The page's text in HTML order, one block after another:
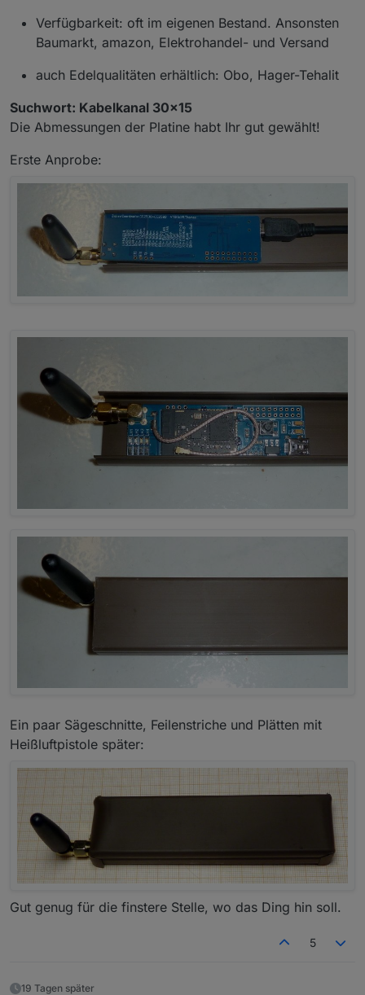
Verfügbarkeit: oft im eigenen Bestand. Ansonsten
Baumarkt, amazon, Elektrohandel- und Versand
auch Edelqualitäten erhältlich: Obo, Hager-Tehalit
Suchwort: Kabelkanal 30x15
Die Abmessungen der Platine habt Ihr gut gewählt!
Erste Anprobe:
Ein paar Sägeschnitte, Feilenstriche und Plätten mit
Heißluftpistole später:
Gut genug für die finstere Stelle, wo das Ding hin soll.
5
19 Tagen später